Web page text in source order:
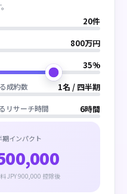
20件
800万円
35%
成約数 1名 / 四半期
リサーチ時間 6時間
期インパクト
JPY 900,000 控除後